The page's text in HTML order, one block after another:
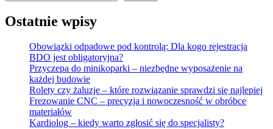
Ostatnie wpisy
Obowiązki odpadowe pod kontrolą: Dla kogo rejestracja
BDO jest obligatoryjna?
Przyczepa do minikoparki – niezbędne wyposażenie na
każdej budowie
Rolety czy żaluzje – które rozwiązanie sprawdzi się najlepiej
Frezowanie CNC – precyzja i nowoczesność w obróbce
materiałów
Kardiolog – kiedy warto zgłosić się do specjalisty?